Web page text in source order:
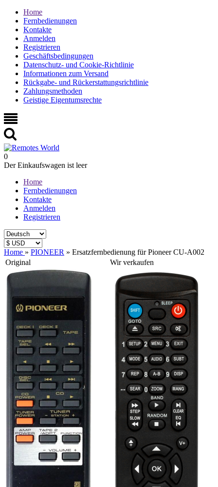
Home
Fernbedienungen
Kontakte
Anmelden
Registrieren
Geschäftsbedingungen
Datenschutz- und Cookie-Richtlinie
Informationen zum Versand
Rückgabe- und Rückerstattungsrichtlinie
Zahlungsmethoden
Geistige Eigentumsrechte
0
Der Einkaufswagen ist leer
Home
Fernbedienungen
Kontakte
Anmelden
Registrieren
Home » PIONEER » Ersatzfernbedienung für Pioneer CU-A002
Original
Wir verkaufen